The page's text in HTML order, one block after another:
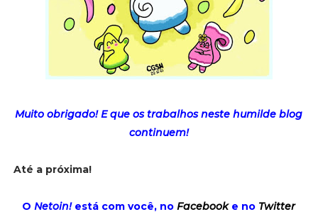
Muito obrigado! E que os trabalhos neste humilde blog
continuem!
Até a próxima!
ONetoin!está com você, noFacebooke no Twitter